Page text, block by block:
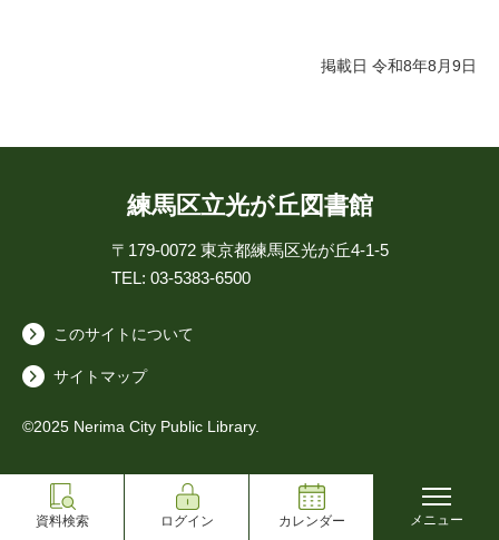
掲載日 令和8年8月9日
練馬区立光が丘図書館
〒179-0072 東京都練馬区光が丘4-1-5
TEL: 03-5383-6500
このサイトについて
サイトマップ
©2025 Nerima City Public Library.
資料検索 ログイン カレンダー メニュー